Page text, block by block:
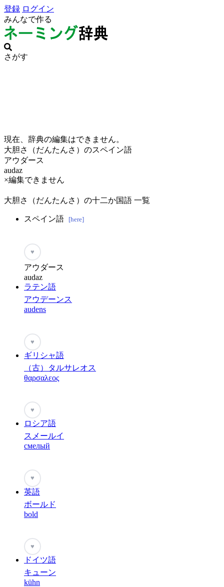
登録 ログイン
みんなで作る
さがす
現在、辞典の編集はできません。
大胆さ（だんたんさ）のスペイン語
アウダース
audaz
×編集できません
大胆さ（だんたんさ）の十二か国語 一覧
スペイン語 [here]
♥
アウダース
audaz
ラテン語
アウデーンス
audens
♥
ギリシャ語
（古）タルサレオス
θαρσαλεος
♥
ロシア語
スメールイ
смелый
♥
英語
ボールド
bold
♥
ドイツ語
キューン
kühn